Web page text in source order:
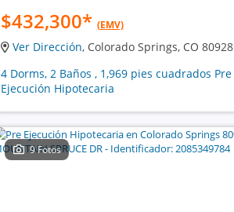
$432,300* (EMV)
Ver Dirección, Colorado Springs, CO 80928
4 Dorms, 2 Baños , 1,969 pies cuadrados Pre
Ejecución Hipotecaria
9 Fotos